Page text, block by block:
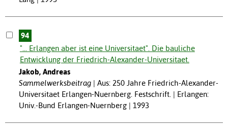
94
"... Erlangen aber ist eine Universitaet". Die bauliche
Entwicklung der Friedrich-Alexander-Universitaet.
Jakob, Andreas
Sammelwerksbeitrag
Aus: 250 Jahre Friedrich-Alexander-
Universitaet Erlangen-Nuernberg. Festschrift. | Erlangen:
Univ.-Bund Erlangen-Nuernberg | 1993